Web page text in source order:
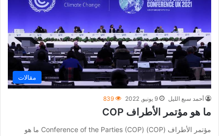
مقالات
أحمد سبع الليل 9 يونيو, 2022 839
ما هو مؤتمر الأطراف COP
مؤتمر الأطراف (COP) (Conference of the Parties (COP ما هو